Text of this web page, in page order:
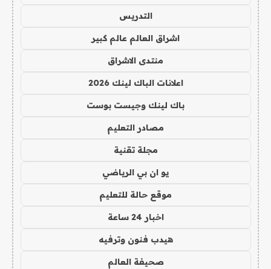
التدريس
اشراق العالم عالم كبير
منتدى الاشراق
اعلانات الباك لينك 2026
باك لينك وجيست بوست
مصادر التعليم
مجلة تقنية
يو ان بي الرياضي
موقع حالة للتعليم
اخبار 24 ساعة
هيدب فنون وترفيه
صحيفة العالم